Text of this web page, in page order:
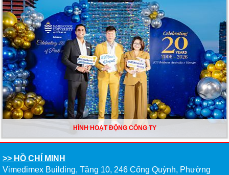
Công ty du học New World Education khai trương chi nhánh tại thành phố
Nha Trang, tỉnh Khánh Hòa
Sự kiện Du học Mỹ - Canada 05/10/2024: Lộ trình Du học tối ưu - Tiết kiệm
chi phí
Sự kiện trực tuyến 24/08/2024: CHÌA KHÓA CHINH PHỤC VISA DU HỌC
HÌNH HOẠT ĐỘNG CÔNG TY
>> HỒ CHÍ MINH
Vimedimex Building, Tầng 10, 246 Cống Quỳnh, Phường